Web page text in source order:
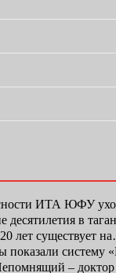
ИТА ЮФУ
десятилетия в
лет существует
показали систему
– доктор